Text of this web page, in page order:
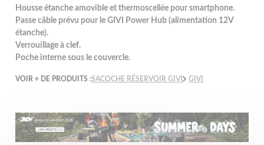
Housse étanche amovible et thermoscellée pour smartphone.
Passe câble prévu pour le GIVI Power Hub (alimentation 12V
étanche).
Verrouillage à clef.
Poche interne sous le couvercle.
VOIR + DE PRODUITS :SACOCHE RÉSERVOIR GIVI GIVI